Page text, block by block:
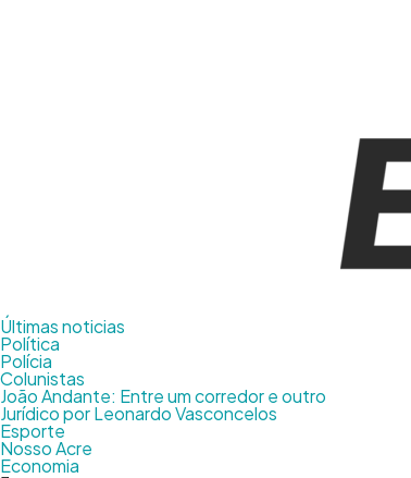
Últimas noticias
Política
Polícia
Colunistas
João Andante: Entre um corredor e outro
Jurídico por Leonardo Vasconcelos
Esporte
Nosso Acre
Economia